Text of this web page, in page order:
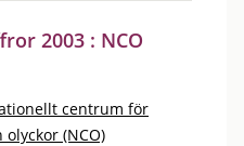
2003 : NCO
centrum för
(NCO)